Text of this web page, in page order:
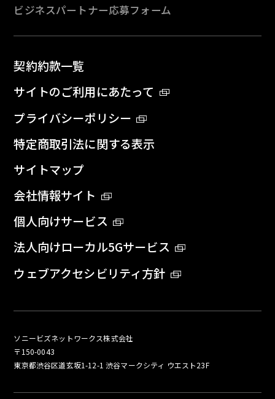
ビジネスパートナー応募フォーム
契約約款一覧
サイトのご利用にあたって
プライバシーポリシー
特定商取引法に関する表示
サイトマップ
会社情報サイト
個人向けサービス
法人向けローカル5Gサービス
ウェブアクセシビリティ方針
ソニービズネットワークス株式会社
〒150-0043
東京都渋谷区道玄坂1-12-1 渋谷マークシティ ウエスト23F